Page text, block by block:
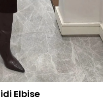
Elbise